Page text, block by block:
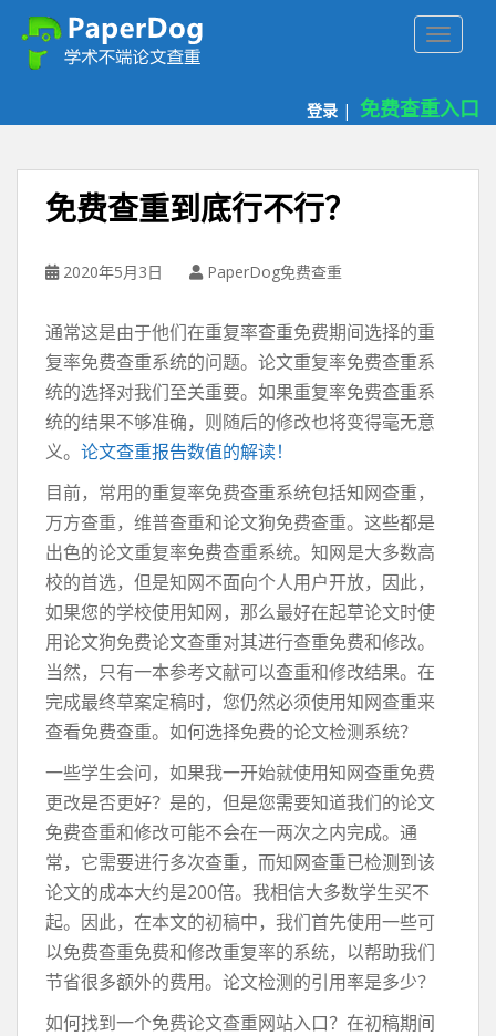
登录 | 免费查重入口
免费查重到底行不行？
2020年5月3日 PaperDog免费查重
通常这是由于他们在重复率查重免费期间选择的重
复率免费查重系统的问题。论文重复率免费查重系
统的选择对我们至关重要。如果重复率免费查重系
统的结果不够准确，则随后的修改也将变得毫无意
义。 论文查重报告数值的解读！
目前，常用的重复率免费查重系统包括知网查重，
万方查重，维普查重和论文狗免费查重。这些都是
出色的论文重复率免费查重系统。知网是大多数高
校的首选，但是知网不面向个人用户开放，因此，
如果您的学校使用知网，那么最好在起草论文时使
用论文狗免费论文查重对其进行查重免费和修改。
当然，只有一本参考文献可以查重和修改结果。在
完成最终草案定稿时，您仍然必须使用知网查重来
查看免费查重。如何选择免费的论文检测系统？
一些学生会问，如果我一开始就使用知网查重免费
更改是否更好？是的，但是您需要知道我们的论文
免费查重和修改可能不会在一两次之内完成。通
常，它需要进行多次查重，而知网查重已检测到该
论文的成本大约是200倍。我相信大多数学生买不
起。因此，在本文的初稿中，我们首先使用一些可
以免费查重免费和修改重复率的系统，以帮助我们
节省很多额外的费用。论文检测的引用率是多少？
如何找到一个免费论文查重网站入口？在初稿期间